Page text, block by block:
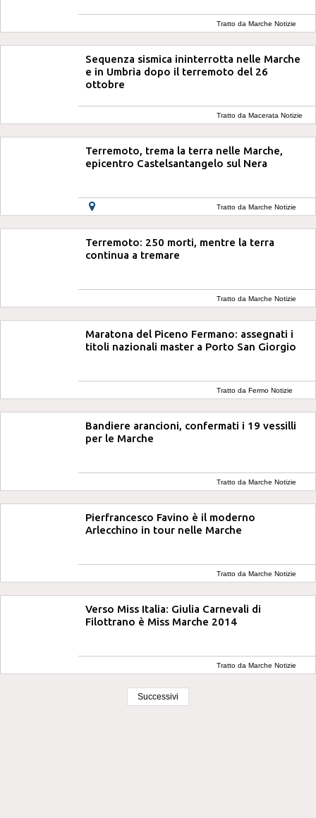
Tratto da Marche Notizie
Sequenza sismica ininterrotta nelle Marche
e in Umbria dopo il terremoto del 26
ottobre
Tratto da Macerata Notizie
Terremoto, trema la terra nelle Marche,
epicentro Castelsantangelo sul Nera
Tratto da Marche Notizie
Terremoto: 250 morti, mentre la terra
continua a tremare
Tratto da Marche Notizie
Maratona del Piceno Fermano: assegnati i
titoli nazionali master a Porto San Giorgio
Tratto da Fermo Notizie
Bandiere arancioni, confermati i 19 vessilli
per le Marche
Tratto da Marche Notizie
Pierfrancesco Favino è il moderno
Arlecchino in tour nelle Marche
Tratto da Marche Notizie
Verso Miss Italia: Giulia Carnevali di
Filottrano è Miss Marche 2014
Tratto da Marche Notizie
Successivi